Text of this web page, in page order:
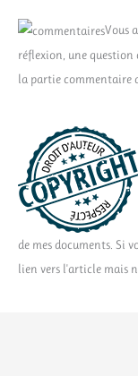
Vous
réflexion, une question
la partie commentaire
de mes documents. Si
lien vers l'article mais